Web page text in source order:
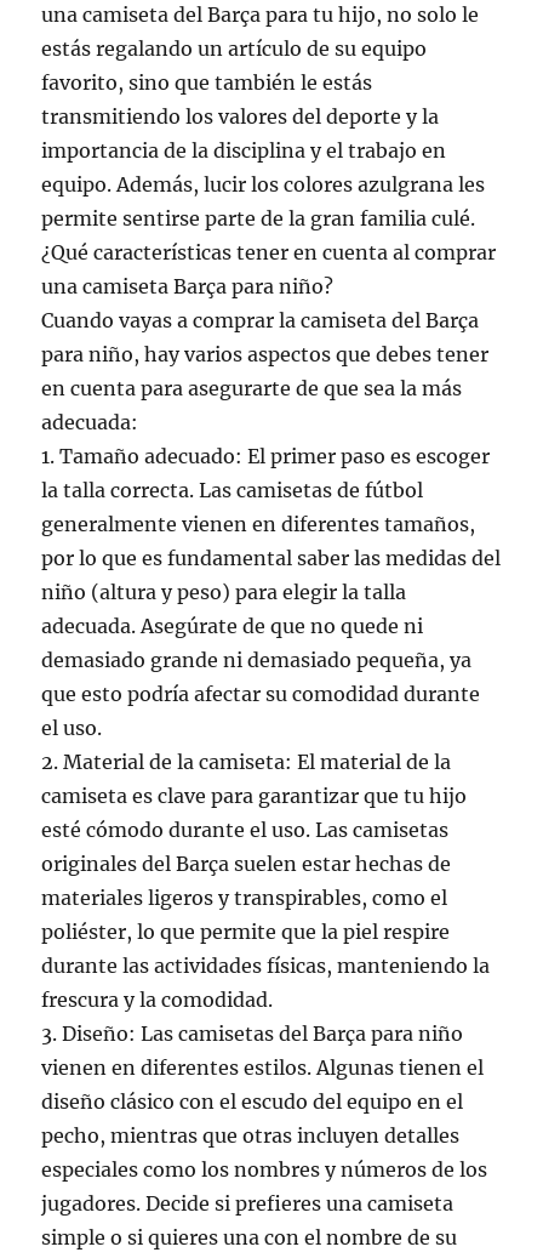
una camiseta del Barça para tu hijo, no solo le
estás regalando un artículo de su equipo
favorito, sino que también le estás
transmitiendo los valores del deporte y la
importancia de la disciplina y el trabajo en
equipo. Además, lucir los colores azulgrana les
permite sentirse parte de la gran familia culé.
¿Qué características tener en cuenta al comprar
una camiseta Barça para niño?
Cuando vayas a comprar la camiseta del Barça
para niño, hay varios aspectos que debes tener
en cuenta para asegurarte de que sea la más
adecuada:
1. Tamaño adecuado: El primer paso es escoger
la talla correcta. Las camisetas de fútbol
generalmente vienen en diferentes tamaños,
por lo que es fundamental saber las medidas del
niño (altura y peso) para elegir la talla
adecuada. Asegúrate de que no quede ni
demasiado grande ni demasiado pequeña, ya
que esto podría afectar su comodidad durante
el uso.
2. Material de la camiseta: El material de la
camiseta es clave para garantizar que tu hijo
esté cómodo durante el uso. Las camisetas
originales del Barça suelen estar hechas de
materiales ligeros y transpirables, como el
poliéster, lo que permite que la piel respire
durante las actividades físicas, manteniendo la
frescura y la comodidad.
3. Diseño: Las camisetas del Barça para niño
vienen en diferentes estilos. Algunas tienen el
diseño clásico con el escudo del equipo en el
pecho, mientras que otras incluyen detalles
especiales como los nombres y números de los
jugadores. Decide si prefieres una camiseta
simple o si quieres una con el nombre de su